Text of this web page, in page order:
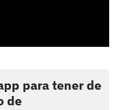
para tener de
de